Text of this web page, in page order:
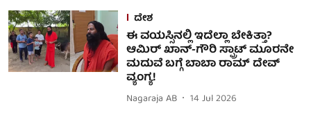
ದೇಶ
ಈ ವಯಸ್ಸಿನಲ್ಲಿ ಇದೆಲ್ಲಾ ಬೇಕಿತ್ತಾ?
ಆಮಿರ್ ಖಾನ್-ಗೌರಿ ಸ್ಪ್ರಾಟ್ ಮೂರನೇ
ಮದುವೆ ಬಗ್ಗೆ ಬಾಬಾ ರಾಮ್ ದೇವ್
ವ್ಯಂಗ್ಯ!
Nagaraja AB
14 Jul 2026